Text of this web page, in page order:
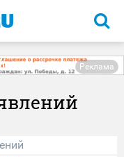
Реклама